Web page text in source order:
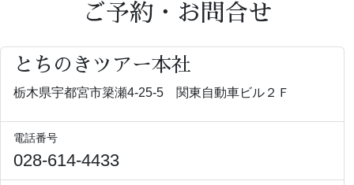
ご予約・お問合せ
とちのきツアー本社
栃木県宇都宮市簗瀬4-25-5 関東自動車ビル２Ｆ
電話番号
028-614-4433